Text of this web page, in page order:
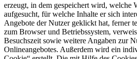
erzeugt, in dem gespeichert wird, welche
aufgesucht, für welche Inhalte er sich
Angebote der Nutzer geklickt hat, ferner
zum Browser und Betriebssystem,
Besuchszeit sowie weitere Angaben zur
Onlineangebotes. Außerdem wird ein